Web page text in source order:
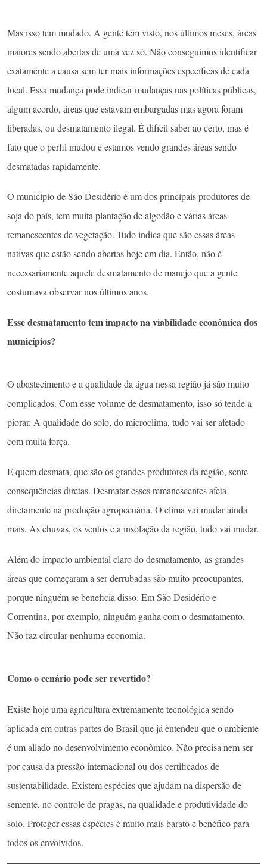
Mas isso tem mudado. A gente tem visto, nos últimos meses, áreas
maiores sendo abertas de uma vez só. Não conseguimos identificar
exatamente a causa sem ter mais informações específicas de cada
local. Essa mudança pode indicar mudanças nas políticas públicas,
algum acordo, áreas que estavam embargadas mas agora foram
liberadas, ou desmatamento ilegal. É difícil saber ao certo, mas é
fato que o perfil mudou e estamos vendo grandes áreas sendo
desmatadas rapidamente.
O município de São Desidério é um dos principais produtores de
soja do país, tem muita plantação de algodão e várias áreas
remanescentes de vegetação. Tudo indica que são essas áreas
nativas que estão sendo abertas hoje em dia. Então, não é
necessariamente aquele desmatamento de manejo que a gente
costumava observar nos últimos anos.
Esse desmatamento tem impacto na viabilidade econômica dos
municípios?
O abastecimento e a qualidade da água nessa região já são muito
complicados. Com esse volume de desmatamento, isso só tende a
piorar. A qualidade do solo, do microclima, tudo vai ser afetado
com muita força.
E quem desmata, que são os grandes produtores da região, sente
consequências diretas. Desmatar esses remanescentes afeta
diretamente na produção agropecuária. O clima vai mudar ainda
mais. As chuvas, os ventos e a insolação da região, tudo vai mudar.
Além do impacto ambiental claro do desmatamento, as grandes
áreas que começaram a ser derrubadas são muito preocupantes,
porque ninguém se beneficia disso. Em São Desidério e
Correntina, por exemplo, ninguém ganha com o desmatamento.
Não faz circular nenhuma economia.
Como o cenário pode ser revertido?
Existe hoje uma agricultura extremamente tecnológica sendo
aplicada em outras partes do Brasil que já entendeu que o ambiente
é um aliado no desenvolvimento econômico. Não precisa nem ser
por causa da pressão internacional ou dos certificados de
sustentabilidade. Existem espécies que ajudam na dispersão de
semente, no controle de pragas, na qualidade e produtividade do
solo. Proteger essas espécies é muito mais barato e benéfico para
todos os envolvidos.